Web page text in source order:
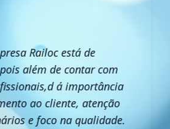
Railoc está de
além de contar com
á importância
ao cliente, atenção
e foco na qualidade.